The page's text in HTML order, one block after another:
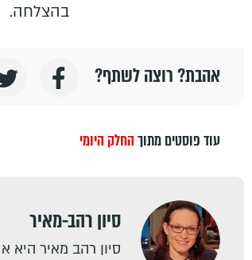
בהצלחה.
אהבת? רוצה לשתף?
עוד פוסטים מתוךהחלק היומי
סיון רהב-מאיר
סיון רהב מאיר